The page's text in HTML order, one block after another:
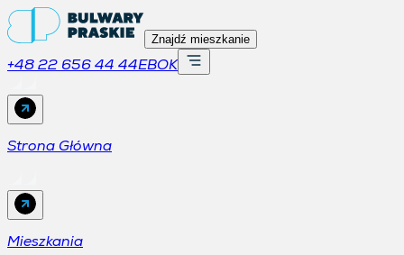
Znajdź mieszkanie
+48 22 656 44 44EBOK
Strona Główna
Mieszkania